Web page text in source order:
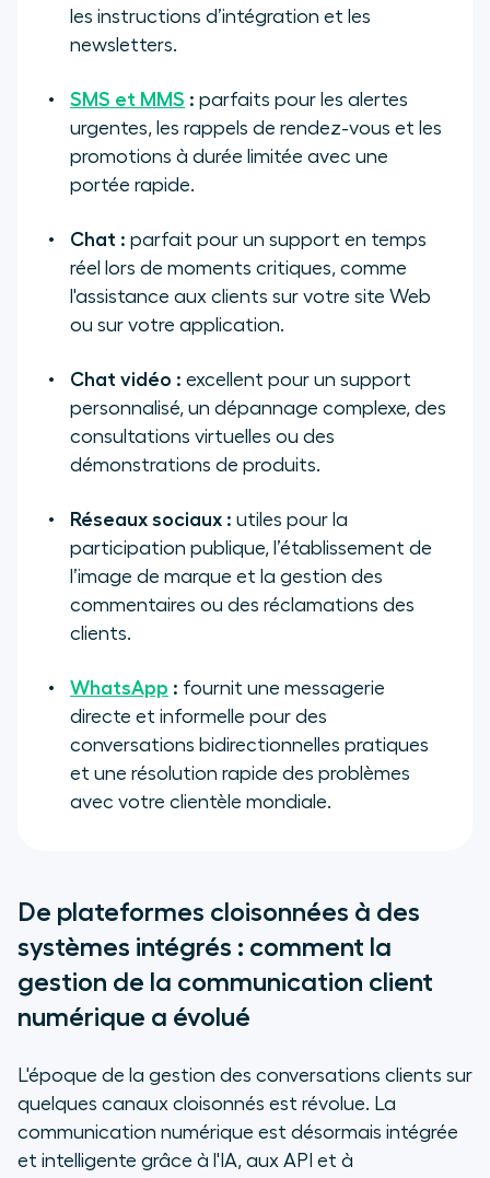
les instructions d’intégration et les
newsletters.
SMS et MMS : parfaits pour les alertes
urgentes, les rappels de rendez-vous et les
promotions à durée limitée avec une
portée rapide.
Chat : parfait pour un support en temps
réel lors de moments critiques, comme
l'assistance aux clients sur votre site Web
ou sur votre application.
Chat vidéo : excellent pour un support
personnalisé, un dépannage complexe, des
consultations virtuelles ou des
démonstrations de produits.
Réseaux sociaux : utiles pour la
participation publique, l’établissement de
l’image de marque et la gestion des
commentaires ou des réclamations des
clients.
WhatsApp : fournit une messagerie
directe et informelle pour des
conversations bidirectionnelles pratiques
et une résolution rapide des problèmes
avec votre clientèle mondiale.
De plateformes cloisonnées à des
systèmes intégrés : comment la
gestion de la communication client
numérique a évolué
L'époque de la gestion des conversations clients sur
quelques canaux cloisonnés est révolue. La
communication numérique est désormais intégrée
et intelligente grâce à l'IA, aux API et à